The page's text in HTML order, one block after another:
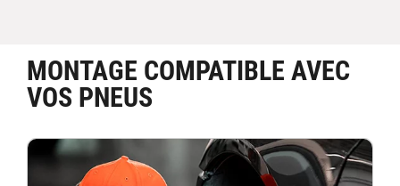
MONTAGE COMPATIBLE AVEC
VOS PNEUS